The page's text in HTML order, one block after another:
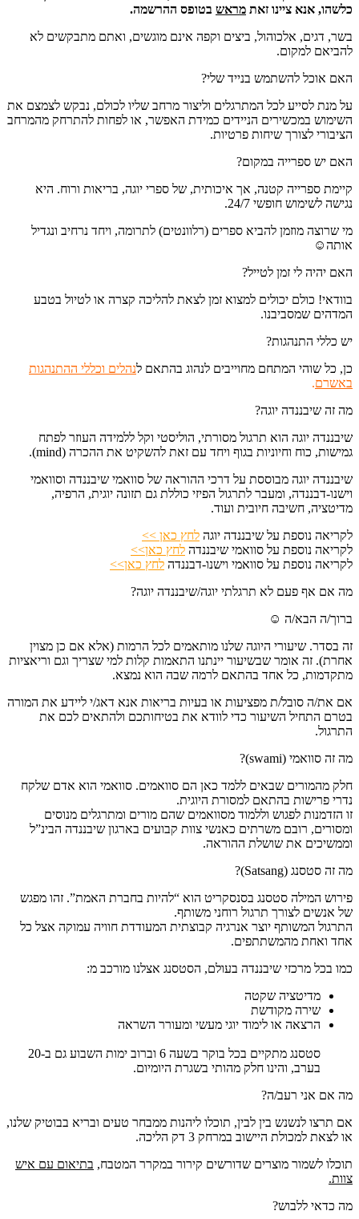
כלשהו, אנא ציינו זאת מראש בטופס ההרשמה.
בשר, דגים, אלכוהול, ביצים וקפה אינם מוגשים, ואתם מתבקשים לא
להביאם למקום.
האם אוכל להשתמש בנייד שלי?
על מנת לסייע לכל המתרגלים וליצור מרחב שליו לכולם, נבקש לצמצם את
השימוש במכשירים הניידים כמידת האפשר, או לפחות להתרחק מהמרחב
הציבורי לצורך שיחות פרטיות.
האם יש ספרייה במקום?
קיימת ספרייה קטנה, אך איכותית, של ספרי יוגה, בריאות ורוח. היא
נגישה לשימוש חופשי 24/7.
מי שרוצה מוזמן להביא ספרים (רלוונטים) לתרומה, ויחד נרחיב ונגדיל
אותה☺
האם יהיה לי זמן לטייל?
בוודאי! כולם יכולים למצוא זמן לצאת להליכה קצרה או לטיול בטבע
המדהים שמסביבנו.
יש כללי התנהגות?
כן, כל שוהי המתחם מחוייבים לנהוג בהתאם לנהלים וכללי ההתנהגות
באשרם.
מה זה שיבננדה יוגה?
שיבננדה יוגה הוא תרגול מסורתי, הוליסטי וקל ללמידה העוזר לפתח
גמישות, כוח וחיוניות בגוף ויחד עם זאת להשקיט את ההכרה (mind).
שיבננדה יוגה מבוססת על דרכי ההוראה של סוואמי שיבננדה וסוואמי
וישנו-דבננדה, ומעבר לתרגול הפיזי כוללת גם תזונה יוגית, הרפיה,
מדיטציה, חשיבה חיובית ועוד.
לקריאה נוספת על שיבננדה יוגה לחץ כאן >>
לקריאה נוספת על סוואמי שיבננדה לחץ כאן>>
לקריאה נוספת על סוואמי וישנו-דבננדה לחץ כאן>>
מה אם אף פעם לא תרגלתי יוגה/שיבננדה יוגה?
ברוך/ה הבא/ה ☺
זה בסדר. שיעורי היוגה שלנו מותאמים לכל הרמות (אלא אם כן מצוין
אחרת). זה אומר שבשיעור יינתנו התאמות קלות למי שצריך וגם וריאציות
מתקדמות, כל אחד בהתאם לרמה שבה הוא נמצא.
אם את/ה סובל/ת מפציעות או בעיות בריאות אנא דאג/י ליידע את המורה
בטרם התחיל השיעור כדי לוודא את בטיחותכם ולהתאים לכם את
התרגול.
מה זה סוואמי (swami)?
חלק מהמורים שבאים ללמד כאן הם סוואמים. סוואמי הוא אדם שלקח
נדרי פרישות בהתאם למסורת היוגית.
זו הזדמנות לפגוש וללמוד מסוואמים שהם מורים ומתרגלים מנוסים
ומסורים, רובם משרתים כאנשי צוות קבועים בארגון שיבננדה הבינ”ל
וממשיכים את שושלת ההוראה.
מה זה סטסנג (Satsang)?
פירוש המילה סטסנג בסנסקריט הוא “להיות בחברת האמת”. זהו מפגש
של אנשים לצורך תרגול רוחני משותף.
התרגול המשותף יוצר אנרגיה קבוצתית המעודדת חוויה עמוקה אצל כל
אחד ואחת מהמשתתפים.
כמו בכל מרכזי שיבננדה בעולם, הסטסנג אצלנו מורכב מ:
מדיטציה שקטה
שירה מקודשת
הרצאה או לימוד יוגי מעשי ומעורר השראה
סטסנג מתקיים בכל בוקר בשעה 6 וברוב ימות השבוע גם ב-20
בערב, והינו חלק מהותי בשגרת היומיום.
מה אם אני רעב/ה?
אם תרצו לנשנש בין לבין, תוכלו ליהנות ממבחר טעים ובריא בבוטיק שלנו,
או לצאת למכולת היישוב במרחק 3 דק הליכה.
תוכלו לשמור מוצרים שדורשים קירור במקרר המטבח, בתיאום עם איש
צוות.
מה כדאי ללבוש?